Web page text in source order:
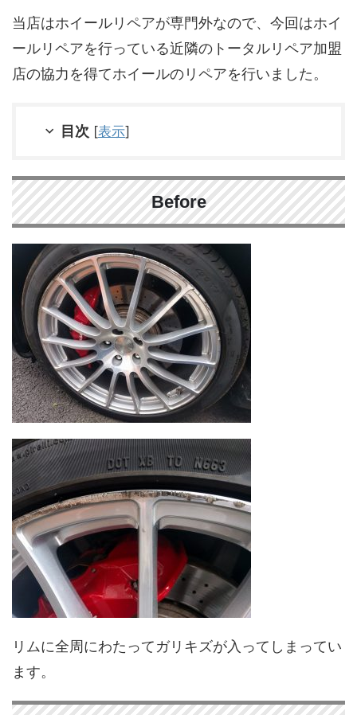
当店はホイールリペアが専門外なので、今回はホイ
ールリペアを行っている近隣のトータルリペア加盟
店の協力を得てホイールのリペアを行いました。
目次 [表示]
Before
リムに全周にわたってガリキズが入ってしまってい
ます。